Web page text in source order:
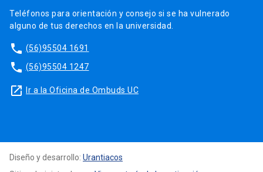
Teléfonos para orientación y consejo si se ha vulnerado
alguno de tus derechos en la universidad.
phone (56)95504 1691
phone (56)95504 1247
launch Ir a la Oficina de Ombuds UC
Diseño y desarrollo: Urantiacos